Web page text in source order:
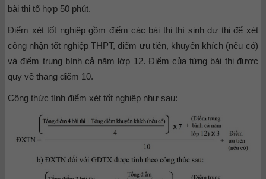
bài thi tổ hợp 50 phút.
Điểm xét tốt nghiệp gồm điểm các bài thi thí sinh dự thi để xét
công nhận tốt nghiệp THPT, điểm ưu tiên, khuyến khích (nếu có)
và điểm trung bình cả năm lớp 12. Điểm của từng bài thi được
quy về thang điểm 10.
Công thức tính điểm xét tốt nghiệp như sau: